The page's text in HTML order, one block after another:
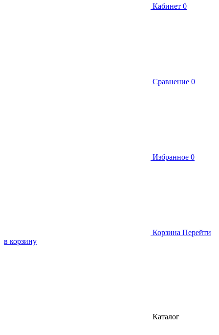
Кабинет 0
Сравнение 0
Избранное 0
Корзина Перейти
в корзину
Каталог